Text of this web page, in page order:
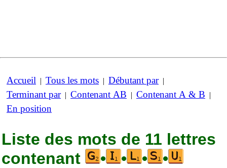
Accueil | Tous les mots | Débutant par|
Terminant par| Contenant AB | Contenant A & B |
En position
Liste des mots de 11 lettres
contenant
• • • •